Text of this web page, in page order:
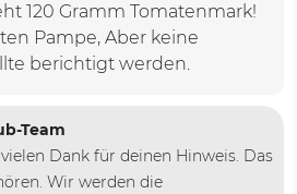
120 Gramm Tomatenmark!
Pampe, Aber keine
berichtigt werden.
Team
Dank für deinen Hinweis. Das
Wir werden die